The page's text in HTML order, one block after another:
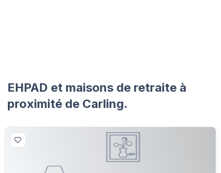
EHPAD et maisons de retraite à
proximité de Carling.